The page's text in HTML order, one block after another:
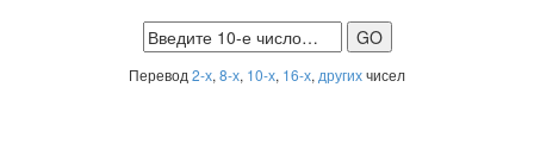
Перевод 2-х, 8-х, 10-х, 16-х, другихчисел